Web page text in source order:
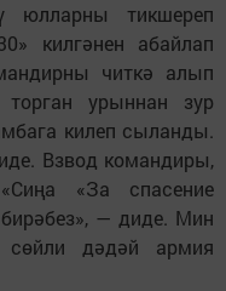
юлларны тикшереп
килгәнен абайлап
читкә алып
урыннан зур
килеп сыланды.
Взвод командиры,
«За спасение
— диде. Мин
дәдәй армия